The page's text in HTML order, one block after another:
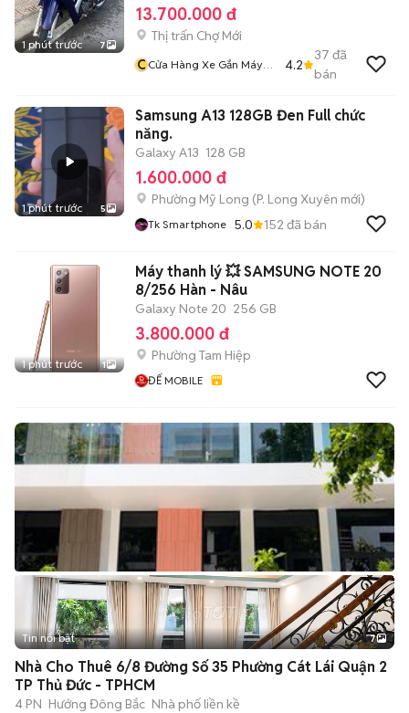
1 phút trước 7
13.700.000 đ
Thị trấn Chợ Mới
CCửa Hàng Xe Gắn Máy
4.2
37 đã
bán
1 phút trước 5
Samsung A13 128GB Đen Full chức
năng.
Galaxy A13 128 GB
1.600.000 đ
Phường Mỹ Long (P. Long Xuyên mới)
Tk Smartphone 5.0 152 đã bán
1 phút trước 1
Máy thanh lý 💥 SAMSUNG NOTE 20
8/256 Hàn - Nâu
Galaxy Note 20 256 GB
3.800.000 đ
Phường Tam Hiệp
ĐẾ MOBILE
+2
Tin nổi bật 7
Nhà Cho Thuê 6/8 Đường Số 35 Phường Cát Lái Quận 2
TP Thủ Đức - TPHCM
4 PN Hướng Đông Bắc Nhà phố liền kề